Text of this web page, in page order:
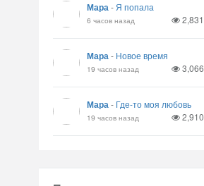
Мара- Я попала
6 часов назад 2,831
Мара- Новое время
19 часов назад 3,066
Мара- Где-то моя любовь
19 часов назад 2,910